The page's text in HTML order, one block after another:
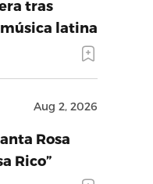
tras
latina
Aug 2, 2026
Rosa
Rico”